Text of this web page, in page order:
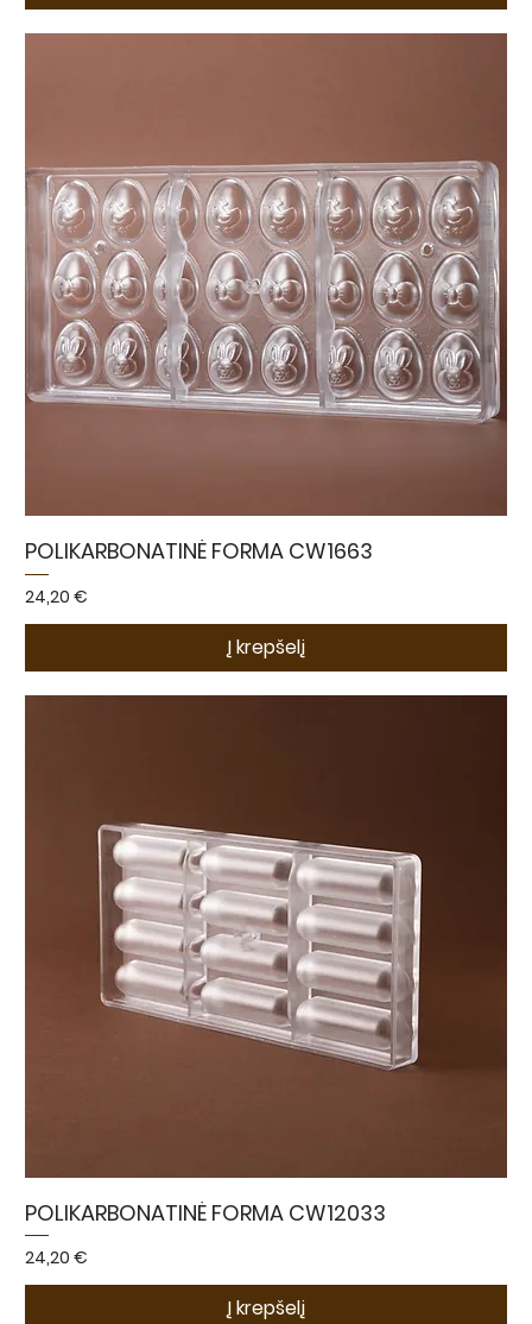
POLIKARBONATINĖ FORMA CW1663
Kaina
24,20 €
Į krepšelį
POLIKARBONATINĖ FORMA CW12033
Kaina
24,20 €
Į krepšelį